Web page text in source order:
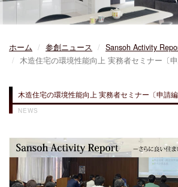
ホーム 参創ニュース
Sansoh Activity
木造住宅の環境性能向上 実務者セミナー〔申
木造住宅の環境性能向上 実務者セミナー〔申請編
NEWS